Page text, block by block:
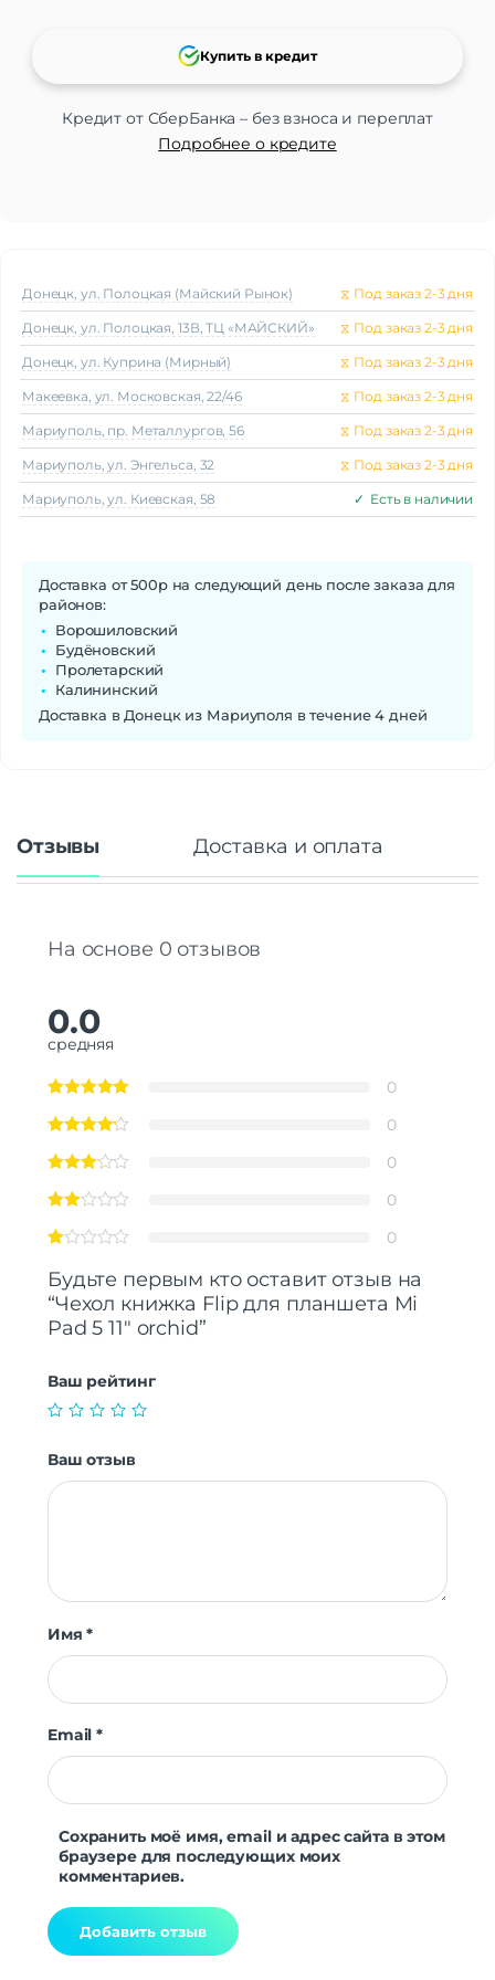
Кредит от СберБанка – без взноса и переплат
Подробнее о кредите
Купить в кредит
Донецк, ул. Полоцкая (Майский Рынок) ⧖ Под заказ 2-3 дня
Донецк, ул. Полоцкая, 13В, ТЦ «МАЙСКИЙ» ⧖ Под заказ 2-3 дня
Донецк, ул. Куприна (Мирный) ⧖ Под заказ 2-3 дня
Макеeвка, ул. Московская, 22/46 ⧖ Под заказ 2-3 дня
Мариуполь, пр. Металлургов, 56 ⧖ Под заказ 2-3 дня
Мариуполь, ул. Энгельса, 32 ⧖ Под заказ 2-3 дня
Мариуполь, ул. Киевская, 58 ✓ Есть в наличии
Доставка от 500р на следующий день после заказа для
районов:
Ворошиловский
Будёновский
Пролетарский
Калининский
Доставка в Донецк из Мариуполя в течение 4 дней
Отзывы Доставка и оплата
На основе 0 отзывов
0.0
средняя
0
0
0
0
0
Будьте первым кто оставит отзыв на
“Чехол книжка Flip для планшета Mi
Pad 5 11″ orchid”
Ваш рейтинг
Ваш отзыв
Имя*
Email*
Сохранить моё имя, email и адрес сайта в этом
браузере для последующих моих
комментариев.